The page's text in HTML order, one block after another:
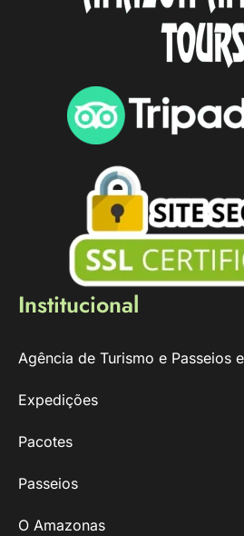
Institucional
Agência de Turismo e Passeios
Expedições
Pacotes
Passeios
O Amazonas